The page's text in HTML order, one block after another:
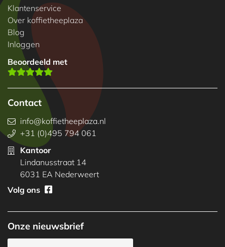
Klantenservice
Over koffietheeplaza
Blog
Inloggen
Beoordeeld met
Contact
info@koffietheeplaza.nl
+31 (0)495 794 061
Kantoor
Lindanusstraat 14
6031 EA Nederweert
Volg ons
Onze nieuwsbrief